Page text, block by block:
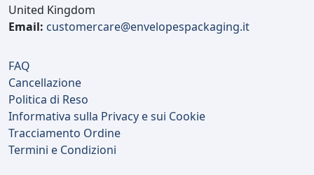
United Kingdom
Email: customercare@envelopespackaging.it
FAQ
Cancellazione
Politica di Reso
Informativa sulla Privacy e sui Cookie
Tracciamento Ordine
Termini e Condizioni